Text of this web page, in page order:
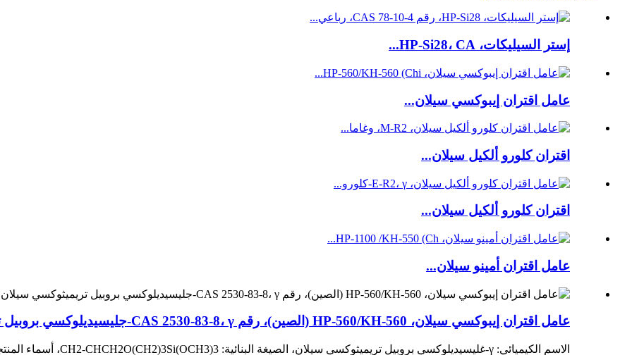
إستر السيليكات، HP-Si28، CA...
عامل اقتران إيبوكسي سيلان...
اقتران كلورو ألكيل سيلان...
اقتران كلورو ألكيل سيلان...
عامل اقتران أمينو سيلان...
عامل اقتران إيبوكسي سيلان، HP-560/KH-560 (الصين)، رقم CAS 2530-83-8، γ-جليسيديلوكسي بروبيل تريميثوكسي سيلان